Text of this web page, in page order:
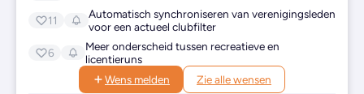
11
Automatisch synchroniseren van verenigingsleden
voor een actueel clubfilter
6
Meer onderscheid tussen recreatieve en
licentieruns
Wens melden
Zie alle wensen